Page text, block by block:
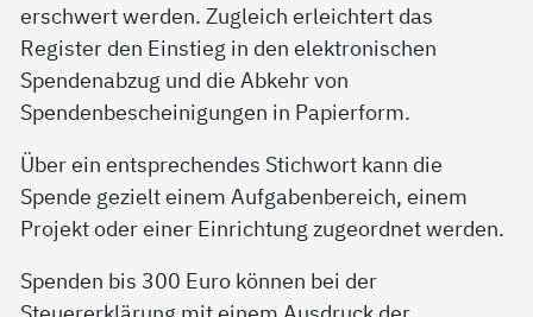
erschwert werden. Zugleich erleichtert das
Register den Einstieg in den elektronischen
Spendenabzug und die Abkehr von
Spendenbescheinigungen in Papierform.
Über ein entsprechendes Stichwort kann die
Spende gezielt einem Aufgabenbereich, einem
Projekt oder einer Einrichtung zugeordnet werden.
Spenden bis 300 Euro können bei der